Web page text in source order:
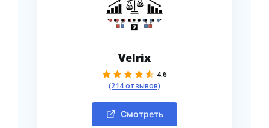
Velrix
4.6
(214 отзывов)
Смотреть